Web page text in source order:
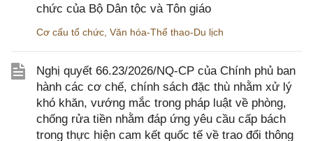
chức của Bộ Dân tộc và Tôn giáo
Cơ cấu tổ chức Văn hóa-Thể thao-Du lịch
Nghị quyết 66.23/2026/NQ-CP của Chính phủ ban
hành các cơ chế, chính sách đặc thù nhằm xử lý
khó khăn, vướng mắc trong pháp luật về phòng,
chống rửa tiền nhằm đáp ứng yêu cầu cấp bách
trong thực hiện cam kết quốc tế về trao đổi thông